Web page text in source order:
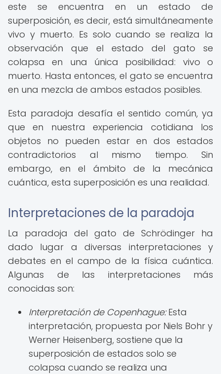
este se encuentra en un estado de
superposición, es decir, está simultáneamente
vivo y muerto. Es solo cuando se realiza la
observación que el estado del gato se
colapsa en una única posibilidad: vivo o
muerto. Hasta entonces, el gato se encuentra
en una mezcla de ambos estados posibles.
Esta paradoja desafía el sentido común, ya
que en nuestra experiencia cotidiana los
objetos no pueden estar en dos estados
contradictorios al mismo tiempo. Sin
embargo, en el ámbito de la mecánica
cuántica, esta superposición es una realidad.
Interpretaciones de la paradoja
La paradoja del gato de Schrödinger ha
dado lugar a diversas interpretaciones y
debates en el campo de la física cuántica.
Algunas de las interpretaciones más
conocidas son:
Interpretación de Copenhague:Esta
interpretación, propuesta por Niels Bohr y
Werner Heisenberg, sostiene que la
superposición de estados solo se
colapsa cuando se realiza una